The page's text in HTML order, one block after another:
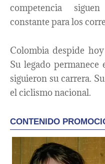
competencia
constante para los
Colombia despide
Su legado
siguieron su carrera.
el ciclismo nacional.